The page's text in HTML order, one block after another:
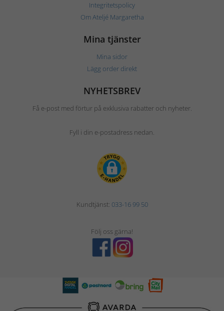
Integritetspolicy
Om Ateljé Margaretha
Mina tjänster
Mina sidor
Lägg order direkt
NYHETSBREV
Få e-post med förtur på exklusiva rabatter och nyheter.
Fyll i din e-postadress nedan.
Kundtjänst: 033-16 99 50
Följ oss gärna!